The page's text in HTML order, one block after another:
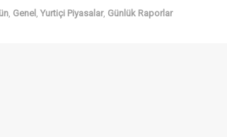
Genel Yurtiçi Piyasalar, Günlük Raporlar